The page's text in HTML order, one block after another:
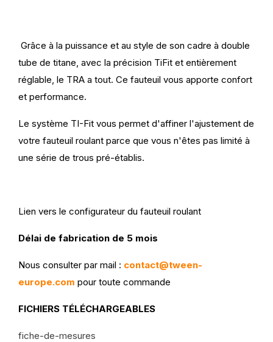
Grâce à la puissance et au style de son cadre à double
tube de titane, avec la précision TiFit et entièrement
réglable, le TRA a tout. Ce fauteuil vous apporte confort
et performance.
Le système TI-Fit vous permet d'affiner l'ajustement de
votre fauteuil roulant parce que vous n'êtes pas limité à
une série de trous pré-établis.
Lien vers le configurateur du fauteuil roulant
Délai de fabrication de 5 mois
Nous consulter par mail : contact@tween-
europe.com pour toute commande
FICHIERS TÉLÉCHARGEABLES
fiche-de-mesures